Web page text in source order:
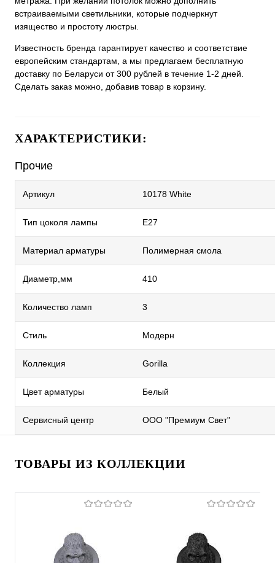
встраиваемыми светильники, которые подчеркнут
изящество и простоту люстры.
Известность бренда гарантирует качество и соответствие
европейским стандартам, а мы предлагаем бесплатную
доставку по Беларуси от 300 рублей в течение 1-2 дней.
Сделать заказ можно, добавив товар в корзину.
ХАРАКТЕРИСТИКИ:
Прочие
Артикул 10178 White
Тип цоколя лампы E27
Материал арматуры Полимерная смола
Диаметр,мм 410
Количество ламп 3
Стиль Модерн
Коллекция Gorilla
Цвет арматуры Белый
Сервисный центр ООО "Премиум Свет"
ТОВАРЫ ИЗ КОЛЛЕКЦИИ